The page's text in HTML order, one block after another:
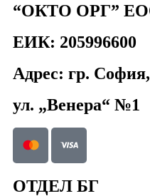
“ОКТО ОРГ”
ЕИК: 205996600
Адрес: гр.
ул. „Венера“ №1
ОТДЕЛ БГ